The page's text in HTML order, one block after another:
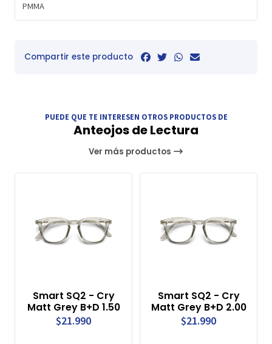
PMMA
Compartir este producto
PUEDE QUE TE INTERESEN OTROS PRODUCTOS DE
Anteojos de Lectura
Ver más productos
Smart SQ2 - Cry
Matt Grey B+D 1.50
$21.990
Smart SQ2 - Cry
Matt Grey B+D 2.00
$21.990